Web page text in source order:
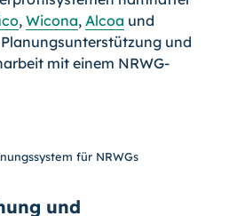
, Wicona, Alcoa und
Planungsunterstützung und
mit einem NRWG-
für NRWGs
und